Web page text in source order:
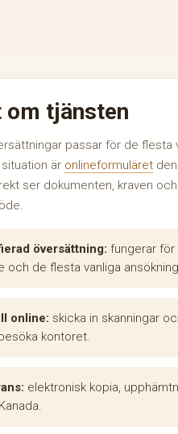
om tjänsten
passar för de flesta
är onlineformuläretden
ser dokumenten, kraven
översättning: fungerar för
och de flesta vanliga
online: skicka in skanningar
kontoret.
elektronisk kopia,